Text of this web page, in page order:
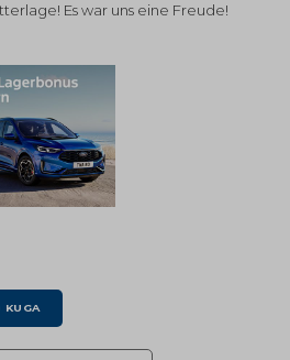
Es war uns eine Freude!
KUGA